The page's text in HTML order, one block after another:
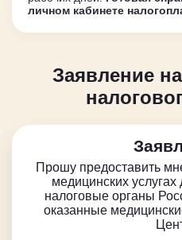
личном кабинете
Заявление
Прошу предоставить
медицинских
налоговые органы
оказанные